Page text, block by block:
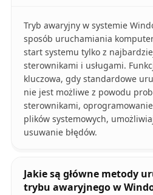
Tryb awaryjny w systemie
sposób uruchamiania
start systemu tylko z
sterownikami i usługami.
kluczowa, gdy standardowe
nie jest możliwe z powodu
sterownikami,
plików systemowych,
usuwanie błędów.
Jakie są główne metody
trybu awaryjnego w